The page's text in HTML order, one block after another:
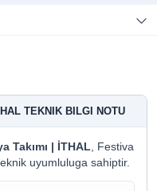
TEKNIK BILGI NOTU
Takımı | İTHAL, Festiva
uyumluluga sahiptir.